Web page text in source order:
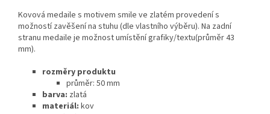
Kovová medaile s motivem smile ve zlatém provedení s
možností zavěšení na stuhu (dle vlastního výběru). Na zadní
stranu medaile je možnost umístění grafiky/textu(průměr 43
mm).
rozměry produktu
průměr: 50 mm
barva: zlatá
materiál: kov